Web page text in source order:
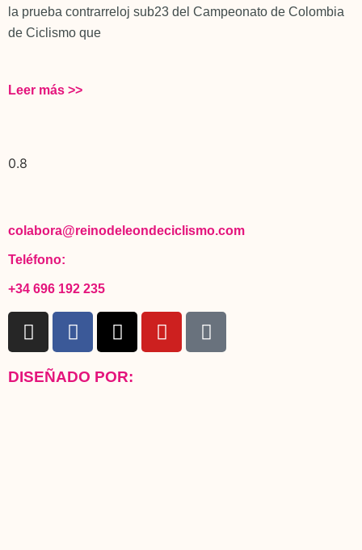
la prueba contrarreloj sub23 del Campeonato de Colombia
de Ciclismo que
Leer más >>
colabora@reinodeleondeciclismo.com
Teléfono:
+34 696 192 235
DISEÑADO POR: